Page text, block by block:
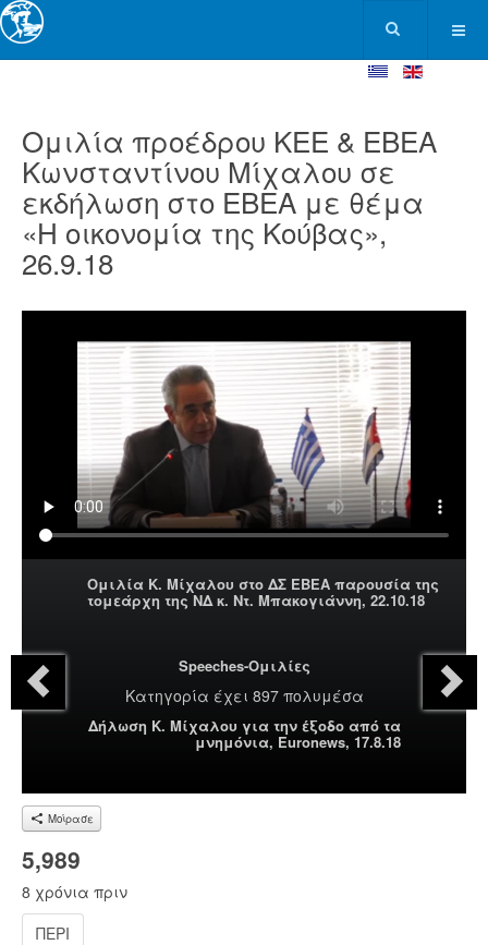
Ομιλία προέδρου ΚΕΕ & ΕΒΕΑ
Κωνσταντίνου Μίχαλου σε
εκδήλωση στο ΕΒΕΑ με θέμα
«Η οικονομία της Κούβας»,
26.9.18
Ομιλία Κ. Μίχαλου στο ΔΣ ΕΒΕΑ παρουσία της
τομεάρχη της ΝΔ κ. Ντ. Μπακογιάννη, 22.10.18
Speeches-Ομιλίες
Κατηγορία έχει 897 πολυμέσα
Δήλωση Κ. Μίχαλου για την έξοδο από τα
μνημόνια, Euronews, 17.8.18
Μοίρασε
5,989
8 χρόνια πριν
ΠΕΡΊ